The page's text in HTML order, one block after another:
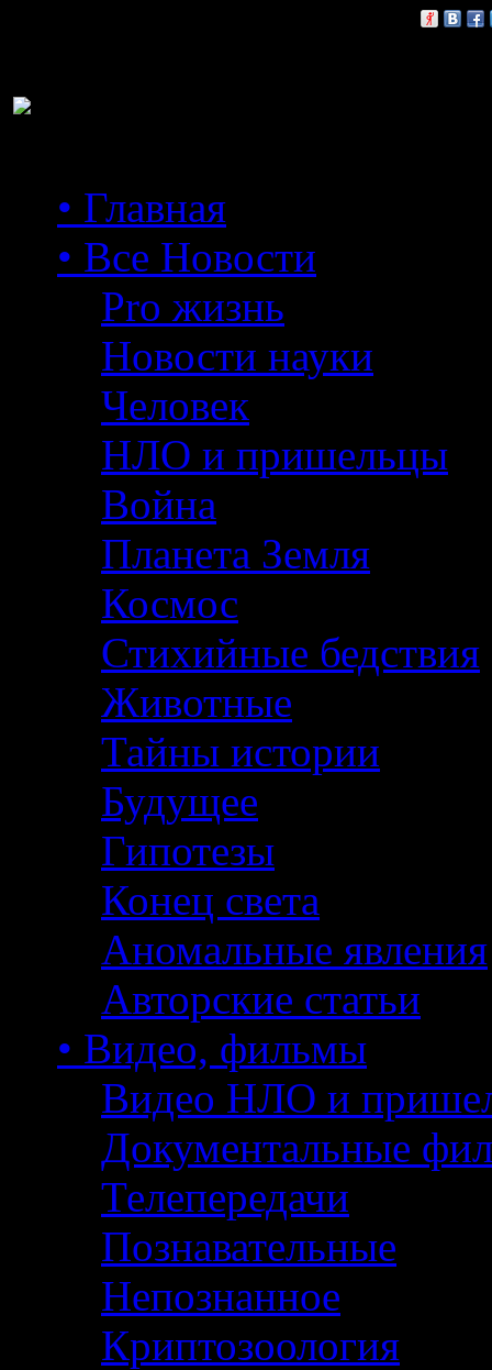
• Главная
• Все Новости
Pro жизнь
Новости науки
Человек
НЛО и пришельцы
Война
Планета Земля
Космос
Стихийные бедствия
Животные
Тайны истории
Будущее
Гипотезы
Конец света
Аномальные явления
Авторские статьи
• Видео, фильмы
Видео НЛО и
Документальные
Телепередачи
Познавательные
Непознанное
Криптозоология